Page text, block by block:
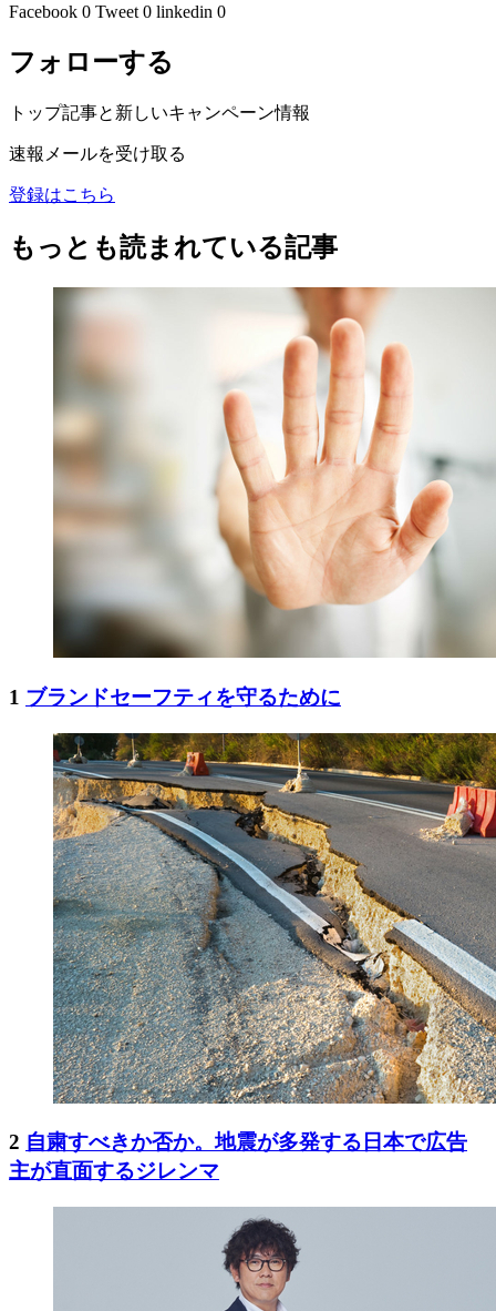
Facebook 0 Tweet 0 linkedin 0
フォローする
トップ記事と新しいキャンペーン情報
速報メールを受け取る
登録はこちら
もっとも読まれている記事
1 ブランドセーフティを守るために
2 自粛すべきか否か。地震が多発する日本で広告
主が直面するジレンマ